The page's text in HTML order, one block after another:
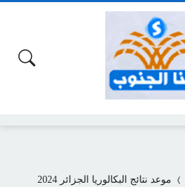
موعد نتائج البكالوريا الجزائر 2024